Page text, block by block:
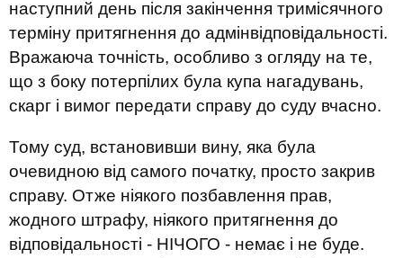
наступний день після закінчення тримісячного
терміну притягнення до адмінвідповідальності.
Вражаюча точність, особливо з огляду на те,
що з боку потерпілих була купа нагадувань,
скарг і вимог передати справу до суду вчасно.
Тому суд, встановивши вину, яка була
очевидною від самого початку, просто закрив
справу. Отже ніякого позбавлення прав,
жодного штрафу, ніякого притягнення до
відповідальності - НІЧОГО - немає і не буде.